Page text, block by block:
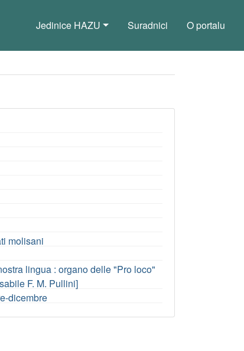
Jedinice HAZU Suradnici O portalu
molisani
lingua : organo delle "Pro loco"
F. M. Pullini]
dicembre